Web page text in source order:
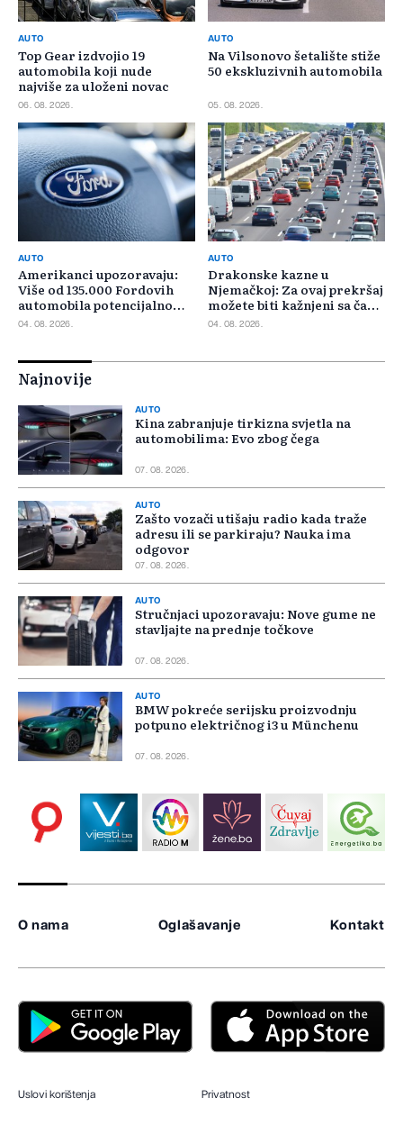
AUTO
Top Gear izdvojio 19
automobila koji nude
najviše za uloženi novac
06. 08. 2026.
AUTO
Na Vilsonovo šetalište stiže
50 ekskluzivnih automobila
05. 08. 2026.
AUTO
Amerikanci upozoravaju:
Više od 135.000 Fordovih
automobila potencijalno
rizično
04. 08. 2026.
AUTO
Drakonske kazne u
Njemačkoj: Za ovaj prekršaj
možete biti kažnjeni sa čak
30.000 eura
04. 08. 2026.
Najnovije
AUTO
Kina zabranjuje tirkizna svjetla na
automobilima: Evo zbog čega
07. 08. 2026.
AUTO
Zašto vozači utišaju radio kada traže
adresu ili se parkiraju? Nauka ima
odgovor
07. 08. 2026.
AUTO
Stručnjaci upozoravaju: Nove gume ne
stavljajte na prednje točkove
07. 08. 2026.
AUTO
BMW pokreće serijsku proizvodnju
potpuno električnog i3 u Münchenu
07. 08. 2026.
O nama Oglašavanje Kontakt
Uslovi korištenja Privatnost